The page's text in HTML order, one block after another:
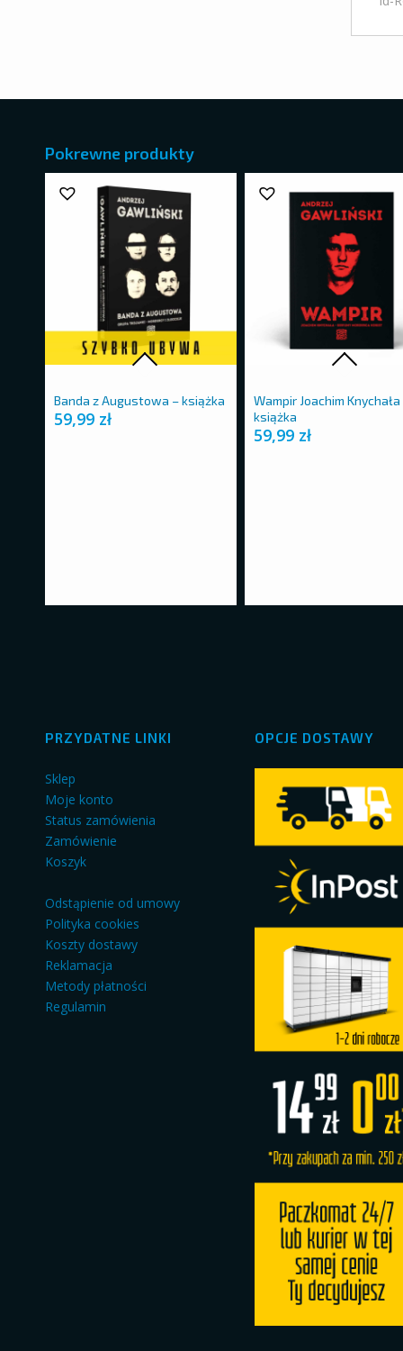
Pokrewne produkty
Banda z Augustowa – książka
59,99 zł
Wampir Joachim Knychała
książka
59,99 zł
PRZYDATNE LINKI
Sklep
Moje konto
Status zamówienia
Zamówienie
Koszyk
Odstąpienie od umowy
Polityka cookies
Koszty dostawy
Reklamacja
Metody płatności
Regulamin
OPCJE DOSTAWY